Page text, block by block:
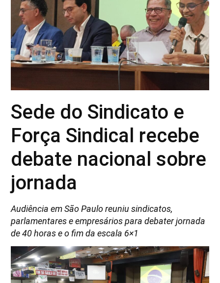
Sede do Sindicato e
Força Sindical recebe
debate nacional sobre
jornada
Audiência em São Paulo reuniu sindicatos,
parlamentares e empresários para debater jornada
de 40 horas e o fim da escala 6×1